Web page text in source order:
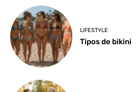
LIFESTYLE
Tipos de bikini